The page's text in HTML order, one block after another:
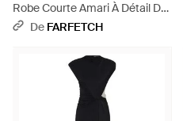
Robe Courte Amari À Détail De
Cape - Blanc
De FARFETCH